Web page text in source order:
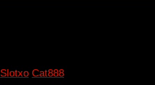
Slotxo Cat888